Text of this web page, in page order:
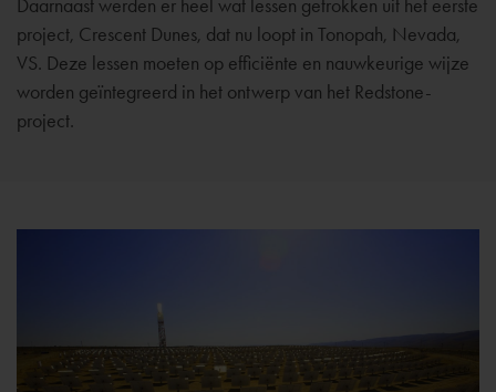
project, Crescent Dunes, dat nu loopt in Tonopah, Nevada,
VS. Deze lessen moeten op efficiënte en nauwkeurige wijze
worden geïntegreerd in het ontwerp van het Redstone-
project.